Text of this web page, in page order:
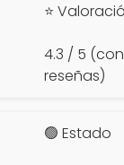
⭐
4.3 / 5
reseñas)
🟢 Estado